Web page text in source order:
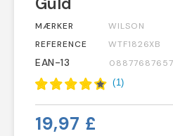
MÆRKER
WILSON
REFERENCE
WTF1826XB
EAN-13
(1)
19,97 £